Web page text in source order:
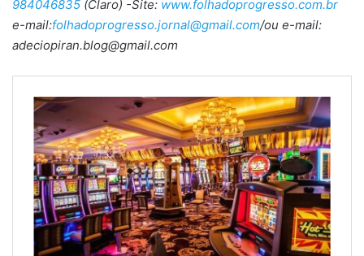
984046835 (Claro) -Site: www.folhadoprogresso.com.br
e-mail:folhadoprogresso.jornal@gmail.com/ou e-mail:
adeciopiran.blog@gmail.com